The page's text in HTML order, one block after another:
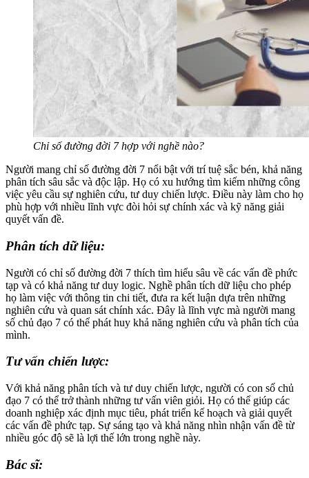
Chỉ số đường đời 7 hợp với nghề nào?
Người mang chỉ số đường đời 7 nổi bật với trí tuệ sắc bén, khả năng
phân tích sâu sắc và độc lập. Họ có xu hướng tìm kiếm những công
việc yêu cầu sự nghiên cứu, tư duy chiến lược. Điều này làm cho họ
phù hợp với nhiều lĩnh vực đòi hỏi sự chính xác và kỹ năng giải
quyết vấn đề.
Phân tích dữ liệu:
Người có chỉ số đường đời 7 thích tìm hiểu sâu về các vấn đề phức
tạp và có khả năng tư duy logic. Nghề phân tích dữ liệu cho phép
họ làm việc với thông tin chi tiết, đưa ra kết luận dựa trên những
nghiên cứu và quan sát chính xác. Đây là lĩnh vực mà người mang
số chủ đạo 7 có thể phát huy khả năng nghiên cứu và phân tích của
mình.
Tư vấn chiến lược:
Với khả năng phân tích và tư duy chiến lược, người có con số chủ
đạo 7 có thể trở thành những tư vấn viên giỏi. Họ có thể giúp các
doanh nghiệp xác định mục tiêu, phát triển kế hoạch và giải quyết
các vấn đề phức tạp. Sự sáng tạo và khả năng nhìn nhận vấn đề từ
nhiều góc độ sẽ là lợi thế lớn trong nghề này.
Bác sĩ: